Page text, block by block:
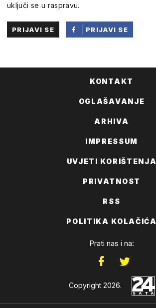
uključi se u raspravu.
PRIJAVI SE
PRIJAVI SE
KONTAKT
OGLAŠAVANJE
ARHIVA
IMPRESSUM
UVJETI KORIŠTENJA
PRIVATNOST
RSS
POLITIKA KOLAČIĆA
Prati nas i na:
Copyright 2026.